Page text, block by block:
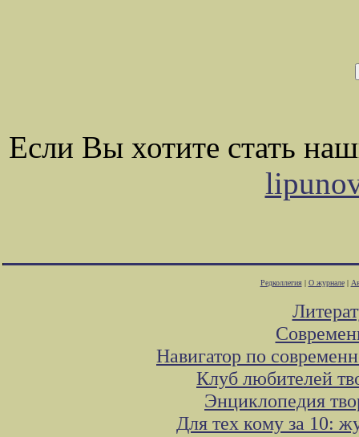
Если Вы хотите стать
Редколлегия| О журнале|
Навигатор по
Клуб любителей
Энциклопедия
Для тех кому за 10: